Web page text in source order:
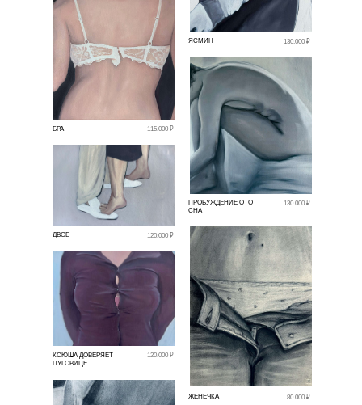
ЯСМИН 130.000 ₽
БРА 115.000 ₽
ПРОБУЖДЕНИЕ ОТО
СНА
130.000 ₽
ЖЕНЕЧКА 80.000 ₽
КСЮША ДОВЕРЯЕТ
ПУГОВИЦЕ
120.000 ₽
ДВОЕ 120.000 ₽